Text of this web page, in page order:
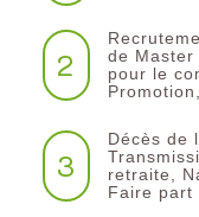
2
de Master
pour le
3
Décès de
retraite,
Faire part